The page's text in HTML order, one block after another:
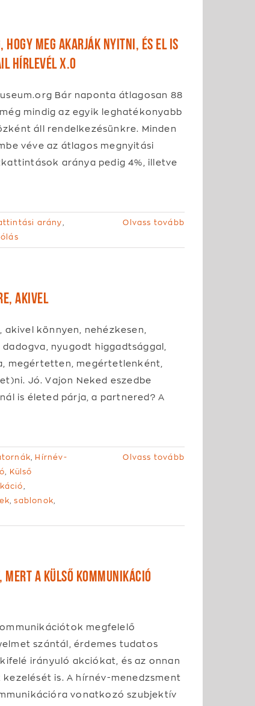
hogy meg akarják nyitni, és el is
hírlevél x.0
Bár naponta átlagosan 88
mindig az egyik leghatékonyabb
áll rendelkezésünkre. Minden
véve az átlagos megnyitási
aránya pedig 4%, illetve
arány Olvass tovább
akivel
akivel könnyen, nehézkesen,
nyugodt higgadtsággal,
megértetten, megértetlenként,
Jó. Vajon Neked eszedbe
is életed párja, a partnered? A
Hírnév-
Külső
,sablonok
Olvass tovább
mert a külső kommunikáció
megfelelő
szántál, érdemes tudatos
irányuló akciókat, és az onnan
is. A hírnév-menedzsment
vonatkozó szubjektív